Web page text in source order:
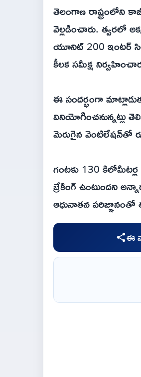
తెలంగాణ రాష్ట్రంలోని
వెల్లడించారు. త్వరలో
యూనిట్ 200 ఇంటర్
కీలక సమీక్ష
ఈ సందర్భంగా
వినియోగించనున్నట్లు
మెరుగైన వెంటిలేషన్‌తో
గంటకు 130
బ్రేకింగ్ ఉంటుందని
ఆధునాతన పరిజ్ఞానంతో
ఈ